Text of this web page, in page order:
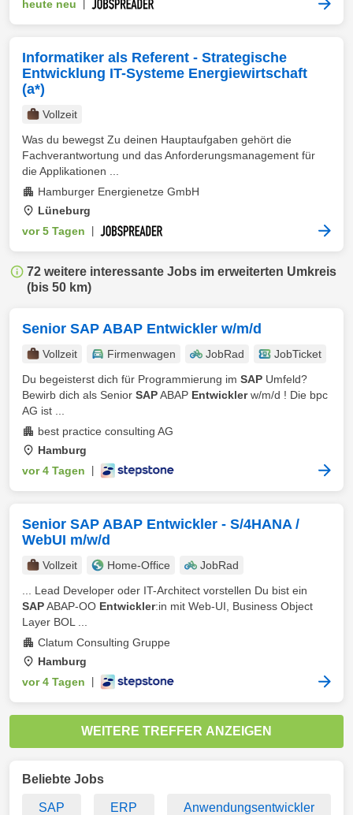
heute neu
Informatiker als Referent - Strategische
Entwicklung IT-Systeme Energiewirtschaft
(a*)
Vollzeit
Was du bewegst Zu deinen Hauptaufgaben gehört die
Fachverantwortung und das Anforderungsmanagement für
die Applikationen ...
Hamburger Energienetze GmbH
Lüneburg
vor 5 Tagen
72 weitere interessante Jobs im erweiterten Umkreis
(bis 50 km)
Senior SAP ABAP Entwickler w/m/d
Vollzeit Firmenwagen JobRad
JobTicket
Du begeisterst dich für Programmierung im SAP Umfeld?
Bewirb dich als Senior SAPABAP Entwicklerw/m/d ! Die bpc
AG ist ...
best practice consulting AG
Hamburg
vor 4 Tagen
Senior SAP ABAP Entwickler - S/4HANA /
WebUI m/w/d
Vollzeit Home-Office
JobRad
... Lead Developer oder IT-Architect vorstellen Du bist ein
SAPABAP-OO Entwickler:in mit Web-UI, Business Object
Layer BOL ...
Clatum Consulting Gruppe
Hamburg
vor 4 Tagen
WEITERE TREFFER ANZEIGEN
Beliebte Jobs
SAP ERP Anwendungsentwickler